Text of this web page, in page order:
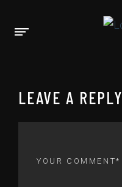
LEAVE A REPLY